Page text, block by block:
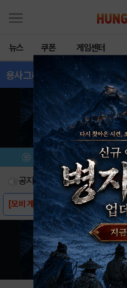
뉴스 쿠폰 게임센터
용사그리고마왕의탑 - 이벤트
메뉴 이벤트/미션
공지사항
[모비 게임쿠폰] 용사,그리고 마왕의 탑